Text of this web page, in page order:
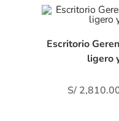
Escritorio
ligero
S/